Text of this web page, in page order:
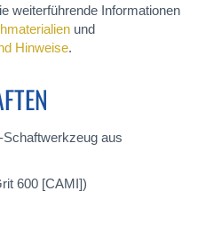
weiterführende Informationen
und
Hinweise.
aus
600 [CAMI])